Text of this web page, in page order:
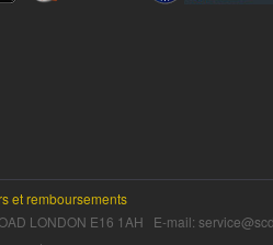
et remboursements
LONDON E16 1AH E-mail: